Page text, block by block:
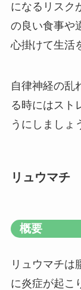
になるリスク
の良い食事や
心掛けて生活
自律神経の乱
る時にはスト
うにしましょ
リュウマチ
概要
リュウマチは
に炎症が起こ